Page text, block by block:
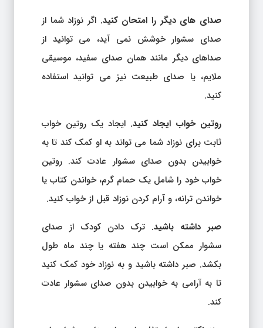
صدای های دیگر را امتحان کنید. اگر نوزاد شما از
صدای سشوار خوشش نمی آید، می توانید از
صداهای دیگر مانند همان صدای سفید، موسیقی
ملایم، یا صدای طبیعت نیز می توانید استفاده
کنید.
روتین خواب ایجاد کنید. ایجاد یک روتین خواب
ثابت برای نوزاد شما می تواند به او کمک کند تا به
خوابیدن بدون صدای سشوار عادت کند. روتین
خواب خود را شامل یک حمام گرم، خواندن کتاب یا
خواندن ترانه، و آرام کردن نوزاد قبل از خواب کنید.
صبر داشته باشید. ترک دادن کودک از صدای
سشوار ممکن است چند هفته یا چند ماه طول
بکشد. صبر داشته باشید و به نوزاد خود کمک کنید
تا به آرامی به خوابیدن بدون صدای سشوار عادت
کند.